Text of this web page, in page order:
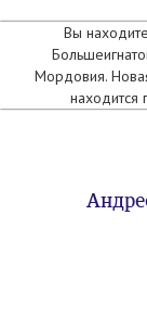
Вы
Мордовия.
находится